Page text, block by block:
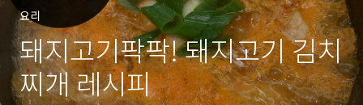
요리
돼지고기팍팍! 돼지고기 김치
찌개 레시피